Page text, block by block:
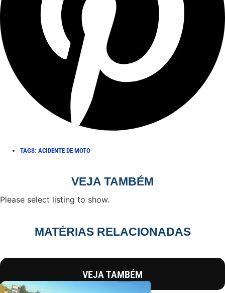
TAGS: ACIDENTE DE MOTO
VEJA TAMBÉM
Please select listing to show.
MATÉRIAS RELACIONADAS
VEJA TAMBÉM